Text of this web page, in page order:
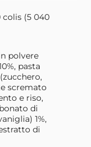
colis (5 040
polvere
pasta
scremato
e riso,
di
1%,
di